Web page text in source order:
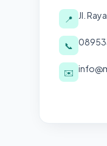
📍 Jl.
📞
✉️